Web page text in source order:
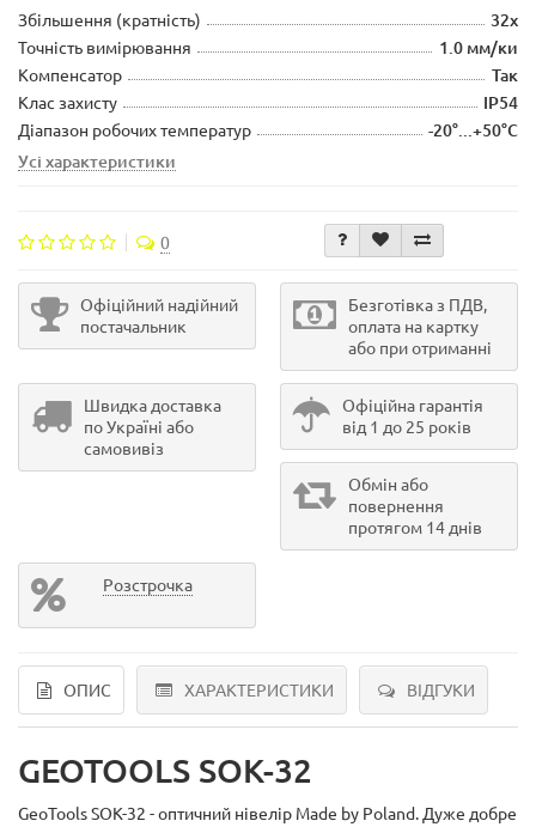
Збільшення (кратність) 32x
Точність вимірювання 1.0 мм/ки
Компенсатор Так
Клас захисту IP54
Діапазон робочих температур
-20°...+50°C
Усі характеристики
0
Офіційний надійний
постачальник
Безготівка з ПДВ,
оплата на картку
або при отриманні
Швидка доставка
по Україні або
самовивіз
Офіційна гарантія
від 1 до 25 років
Обмін або
повернення
протягом 14 днів
Розстрочка
ОПИС ХАРАКТЕРИСТИКИ ВІДГУКИ
GEOTOOLS SOK-32
GeoTools SOK-32 - оптичний нівелір Made by Poland. Дуже добре